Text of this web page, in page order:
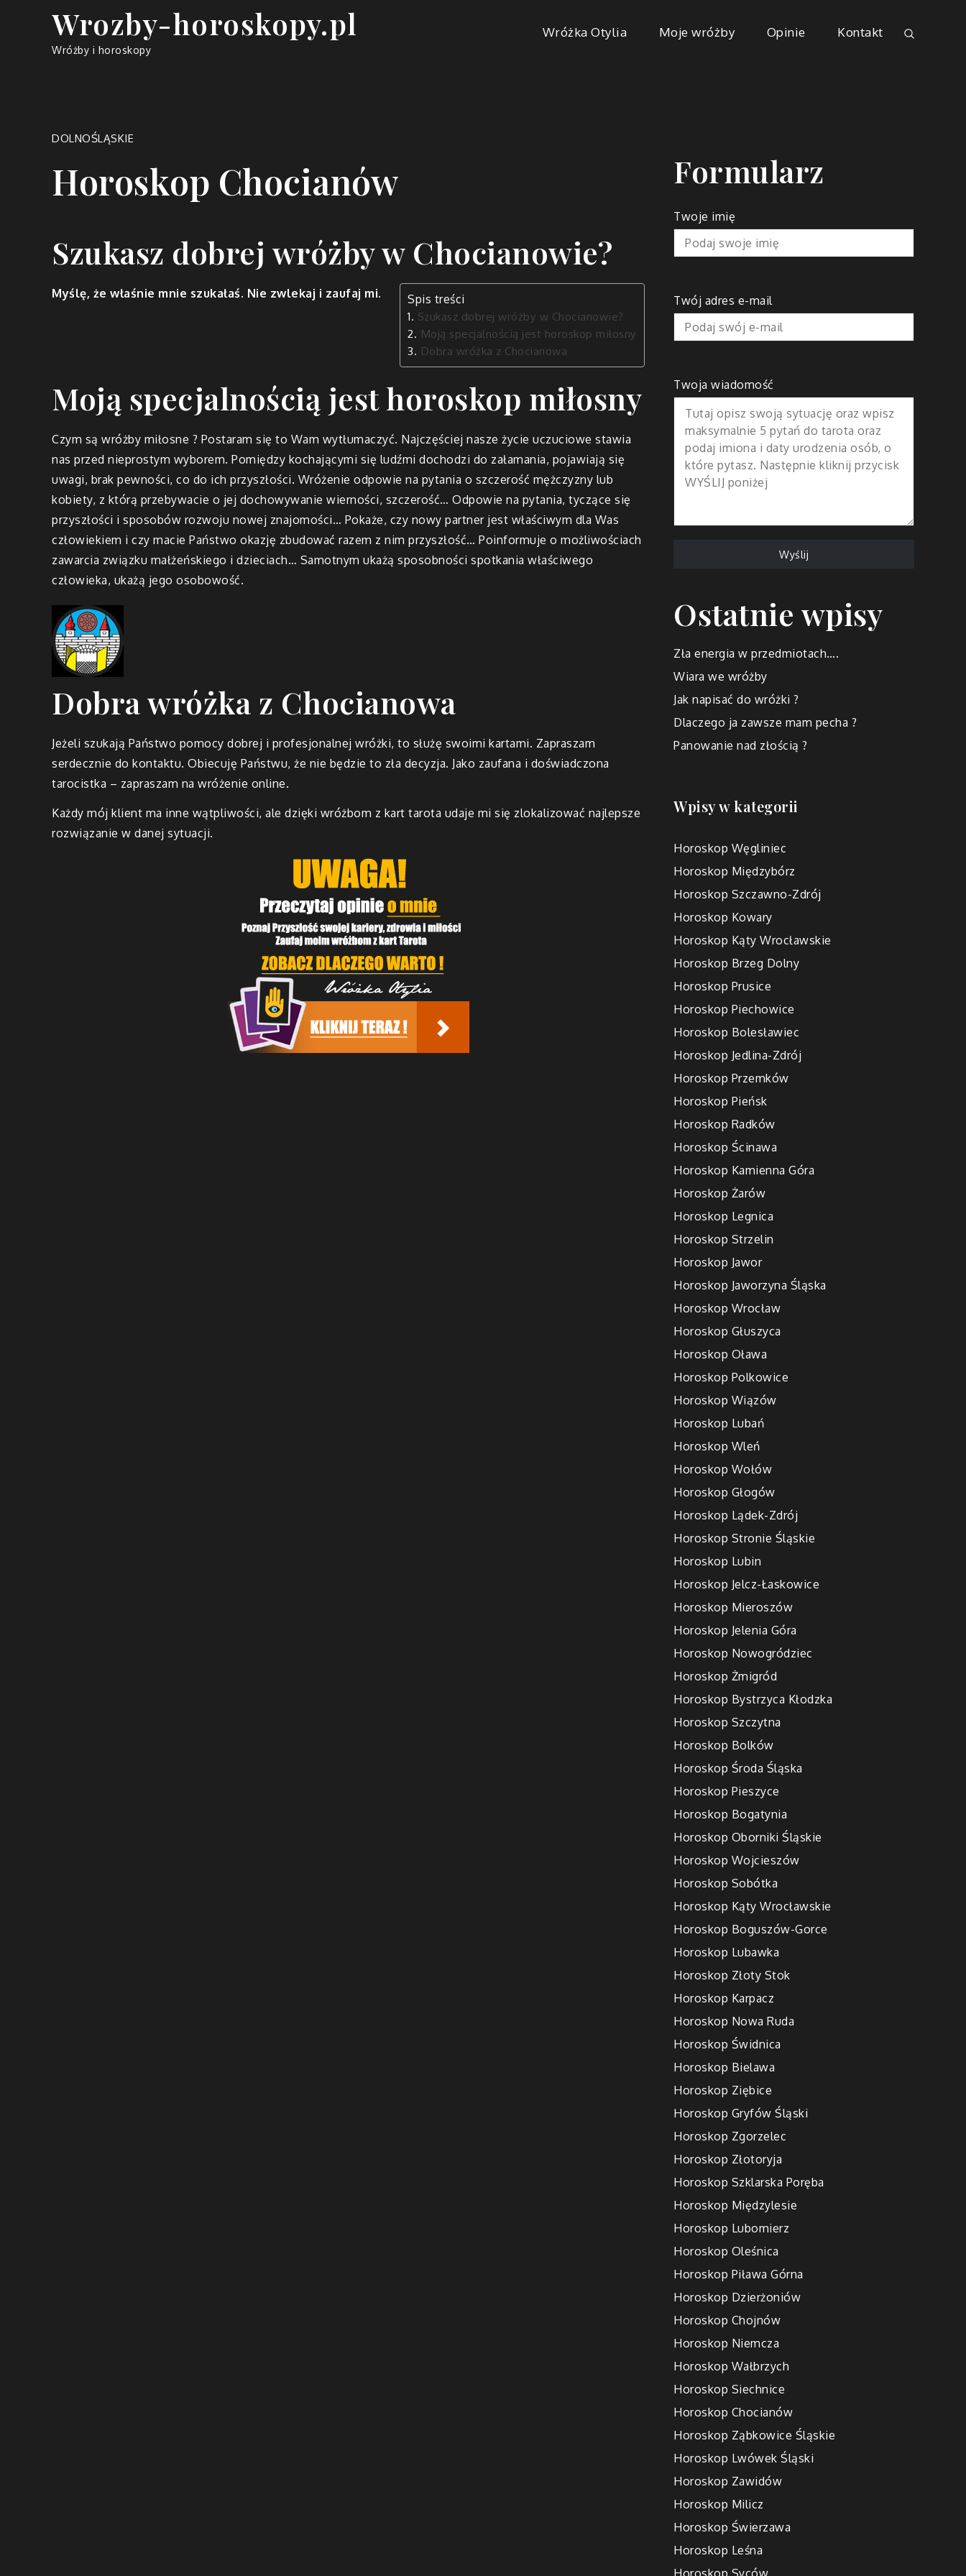
Wrozby-horoskopy.pl
Wróżby i horoskopy
Wróżka Otylia Moje wróżby Opinie Kontakt
DOLNOŚLĄSKIE
Horoskop Chocianów
Szukasz dobrej wróżby w Chocianowie?
Spis treści
Szukasz dobrej wróżby w Chocianowie?
Moją specjalnością jest horoskop miłosny
Dobra wróżka z Chocianowa
Myślę, że właśnie mnie szukałaś. Nie zwlekaj i zaufaj mi.
Moją specjalnością jest horoskop miłosny
Czym są wróżby miłosne ? Postaram się to Wam wytłumaczyć. Najczęściej nasze życie uczuciowe stawia
nas przed nieprostym wyborem. Pomiędzy kochającymi się ludźmi dochodzi do załamania, pojawiają się
uwagi, brak pewności, co do ich przyszłości. Wróżenie odpowie na pytania o szczerość mężczyzny lub
kobiety, z którą przebywacie o jej dochowywanie wierności, szczerość… Odpowie na pytania, tyczące się
przyszłości i sposobów rozwoju nowej znajomości… Pokaże, czy nowy partner jest właściwym dla Was
człowiekiem i czy macie Państwo okazję zbudować razem z nim przyszłość… Poinformuje o możliwościach
zawarcia związku małżeńskiego i dzieciach… Samotnym ukażą sposobności spotkania właściwego
człowieka, ukażą jego osobowość.
Dobra wróżka z Chocianowa
Jeżeli szukają Państwo pomocy dobrej i profesjonalnej wróżki, to służę swoimi kartami. Zapraszam
serdecznie do kontaktu. Obiecuję Państwu, że nie będzie to zła decyzja. Jako zaufana i doświadczona
tarocistka – zapraszam na wróżenie online.
Każdy mój klient ma inne wątpliwości, ale dzięki wróżbom z kart tarota udaje mi się zlokalizować najlepsze
rozwiązanie w danej sytuacji.
Formularz
Twoje imię
Twój adres e-mail
Twoja wiadomość
Ostatnie wpisy
Zła energia w przedmiotach….
Wiara we wróżby
Jak napisać do wróżki ?
Dlaczego ja zawsze mam pecha ?
Panowanie nad złością ?
Wpisy w kategorii
Horoskop Węgliniec
Horoskop Międzybórz
Horoskop Szczawno-Zdrój
Horoskop Kowary
Horoskop Kąty Wrocławskie
Horoskop Brzeg Dolny
Horoskop Prusice
Horoskop Piechowice
Horoskop Bolesławiec
Horoskop Jedlina-Zdrój
Horoskop Przemków
Horoskop Pieńsk
Horoskop Radków
Horoskop Ścinawa
Horoskop Kamienna Góra
Horoskop Żarów
Horoskop Legnica
Horoskop Strzelin
Horoskop Jawor
Horoskop Jaworzyna Śląska
Horoskop Wrocław
Horoskop Głuszyca
Horoskop Oława
Horoskop Polkowice
Horoskop Wiązów
Horoskop Lubań
Horoskop Wleń
Horoskop Wołów
Horoskop Głogów
Horoskop Lądek-Zdrój
Horoskop Stronie Śląskie
Horoskop Lubin
Horoskop Jelcz-Łaskowice
Horoskop Mieroszów
Horoskop Jelenia Góra
Horoskop Nowogródziec
Horoskop Żmigród
Horoskop Bystrzyca Kłodzka
Horoskop Szczytna
Horoskop Bolków
Horoskop Środa Śląska
Horoskop Pieszyce
Horoskop Bogatynia
Horoskop Oborniki Śląskie
Horoskop Wojcieszów
Horoskop Sobótka
Horoskop Kąty Wrocławskie
Horoskop Boguszów-Gorce
Horoskop Lubawka
Horoskop Złoty Stok
Horoskop Karpacz
Horoskop Nowa Ruda
Horoskop Świdnica
Horoskop Bielawa
Horoskop Ziębice
Horoskop Gryfów Śląski
Horoskop Zgorzelec
Horoskop Złotoryja
Horoskop Szklarska Poręba
Horoskop Międzylesie
Horoskop Lubomierz
Horoskop Oleśnica
Horoskop Piława Górna
Horoskop Dzierżoniów
Horoskop Chojnów
Horoskop Niemcza
Horoskop Wałbrzych
Horoskop Siechnice
Horoskop Chocianów
Horoskop Ząbkowice Śląskie
Horoskop Lwówek Śląski
Horoskop Zawidów
Horoskop Milicz
Horoskop Świerzawa
Horoskop Leśna
Horoskop Syców